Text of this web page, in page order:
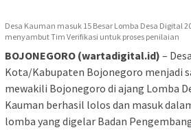
Desa Kauman masuk 15 Besar Lomba Desa Digital
menyambut Tim Verifikasi untuk proses penilaian
BOJONEGORO (wartadigital.id) –
Kota/Kabupaten Bojonegoro menjadi
mewakili Bojonegoro di ajang Lomba
Kauman berhasil lolos dan masuk
lomba yang digelar Badan